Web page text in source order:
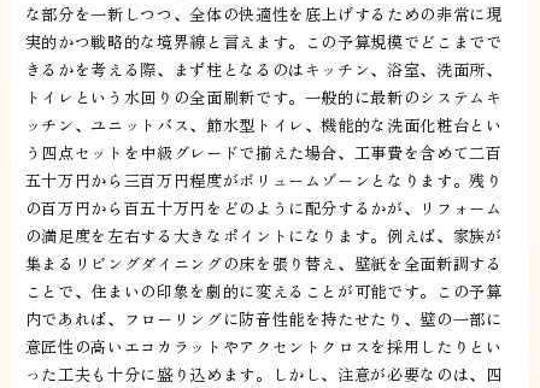
な部分を一新しつつ、全体の快適性を底上げするための非常に現
実的かつ戦略的な境界線と言えます。この予算規模でどこまでで
きるかを考える際、まず柱となるのはキッチン、浴室、洗面所、
トイレという水回りの全面刷新です。一般的に最新のシステムキ
ッチン、ユニットバス、節水型トイレ、機能的な洗面化粧台とい
う四点セットを中級グレードで揃えた場合、工事費を含めて二百
五十万円から三百万円程度がボリュームゾーンとなります。残り
の百万円から百五十万円をどのように配分するかが、リフォーム
の満足度を左右する大きなポイントになります。例えば、家族が
集まるリビングダイニングの床を張り替え、壁紙を全面新調する
ことで、住まいの印象を劇的に変えることが可能です。この予算
内であれば、フローリングに防音性能を持たせたり、壁の一部に
意匠性の高いエコカラットやアクセントクロスを採用したりとい
った工夫も十分に盛り込めます。しかし、注意が必要なのは、四